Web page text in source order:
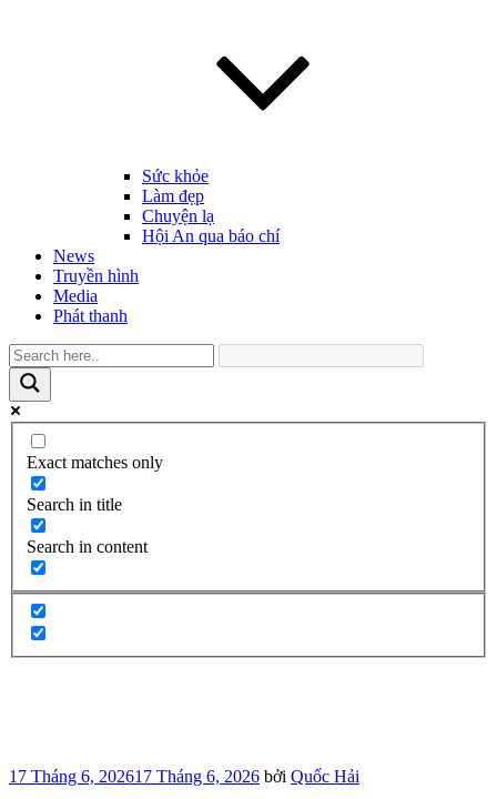
Sức khỏe
Làm đẹp
Chuyện lạ
Hội An qua báo chí
News
Truyền hình
Media
Phát thanh
Exact matches only
Search in title
Search in content
Đăng
17 Tháng 6, 202617 Tháng 6, 2026 bởi Quốc Hải